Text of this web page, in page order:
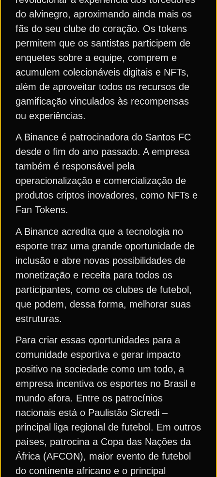
do alvinegro, aproximando ainda mais os
fãs do seu clube do coração. Os tokens
permitem que os santistas participem de
enquetes sobre a equipe, comprem e
acumulem colecionáveis ​​digitais e NFTs,
além de aproveitar todos os recursos de
gamificação vinculados às recompensas
ou experiências.
A Binance é patrocinadora do Santos FC
desde o fim do ano passado. A empresa
também é responsável pela
operacionalização e comercialização de
produtos criptos inovadores, como NFTs e
Fan Tokens.
A Binance acredita que a tecnologia no
esporte traz uma grande oportunidade de
inclusão e abre novas possibilidades de
monetização e receita para todos os
participantes, como os clubes de futebol,
que podem, dessa forma, melhorar suas
estruturas.
Para criar essas oportunidades para a
comunidade esportiva e gerar impacto
positivo na sociedade como um todo, a
empresa incentiva os esportes no Brasil e
mundo afora. Entre os patrocínios
nacionais está o Paulistão Sicredi –
principal liga regional de futebol. Em outros
países, patrocina a Copa das Nações da
África (AFCON), maior evento de futebol
do continente africano e o principal